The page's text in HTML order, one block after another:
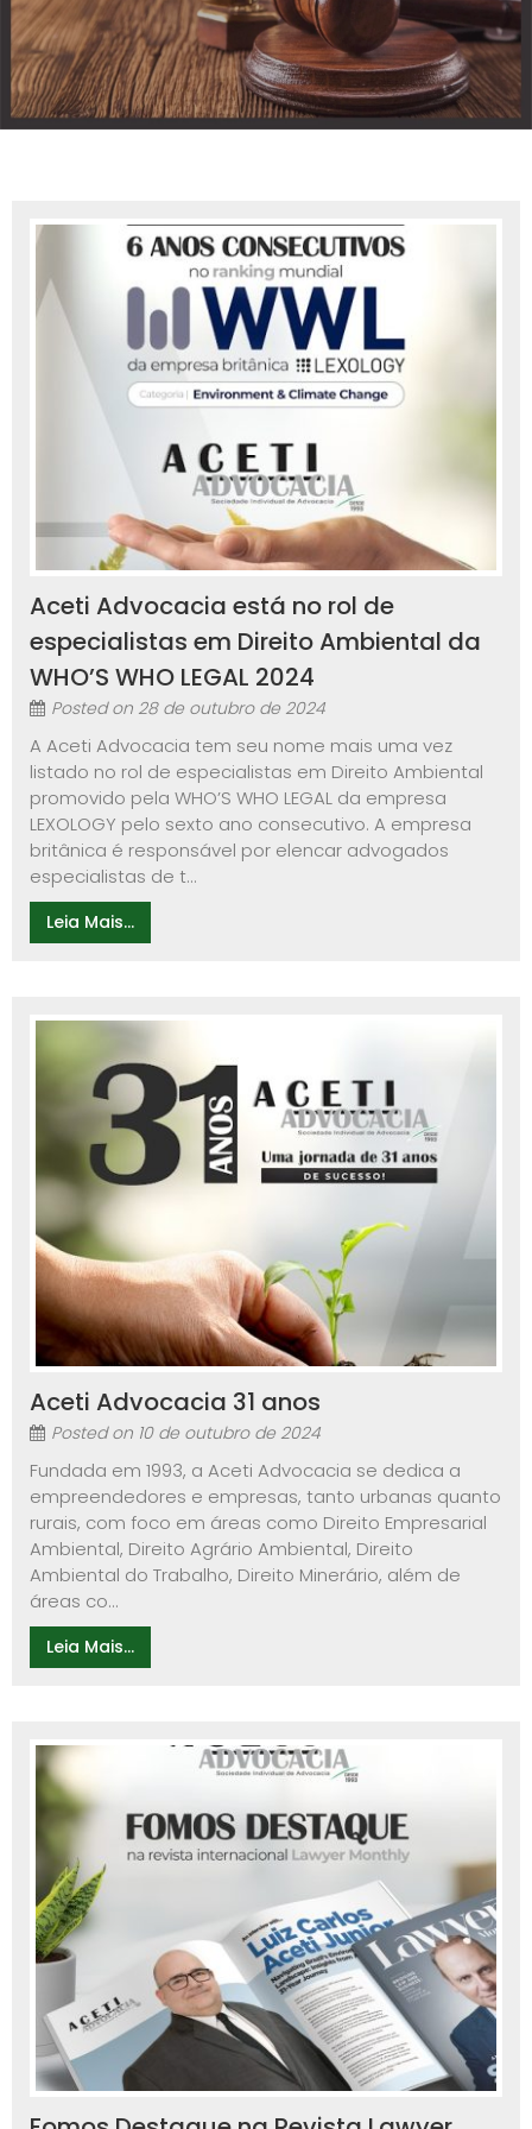
Aceti Advocacia está no rol de
especialistas em Direito Ambiental da
WHO’S WHO LEGAL 2024
Posted on 28 de outubro de 2024
A Aceti Advocacia tem seu nome mais uma vez
listado no rol de especialistas em Direito Ambiental
promovido pela WHO’S WHO LEGAL da empresa
LEXOLOGY pelo sexto ano consecutivo. A empresa
britânica é responsável por elencar advogados
especialistas de t...
Leia Mais...
Aceti Advocacia 31 anos
Posted on 10 de outubro de 2024
Fundada em 1993, a Aceti Advocacia se dedica a
empreendedores e empresas, tanto urbanas quanto
rurais, com foco em áreas como Direito Empresarial
Ambiental, Direito Agrário Ambiental, Direito
Ambiental do Trabalho, Direito Minerário, além de
áreas co...
Leia Mais...